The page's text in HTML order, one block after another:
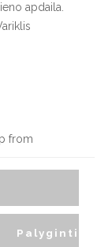
apdaila.
from
Palyginti